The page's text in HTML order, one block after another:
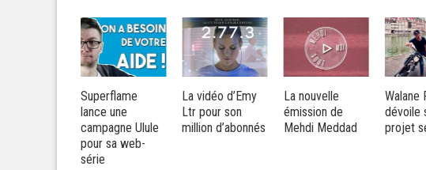
Superflame
lance une
campagne Ulule
pour sa web-
série
La vidéo d’Emy
Ltr pour son
million d’abonnés
La nouvelle
émission de
Mehdi Meddad
Walane
dévoile
projet